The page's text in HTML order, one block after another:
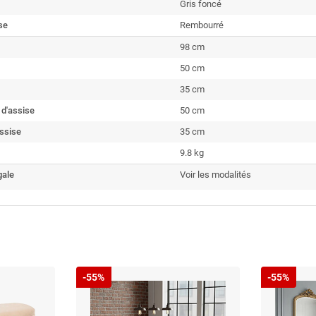
Gris foncé
Rembourré
98 cm
50 cm
35 cm
50 cm
35 cm
9.8 kg
Voir les modalités
-55% -55%